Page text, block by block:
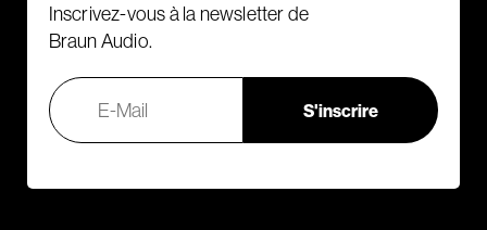
Inscrivez-vous à la newsletter de
Braun Audio.